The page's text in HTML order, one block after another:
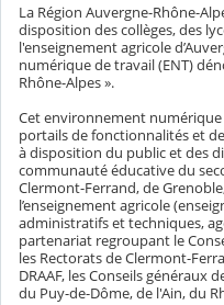
La Région Auvergne-Rhône-
disposition des collèges, des
l'enseignement agricole
numérique de travail (ENT)
Rhône-Alpes ».
Cet environnement
portails de fonctionnalités et
à disposition du public et des
communauté éducative du
Clermont-Ferrand, de
l’enseignement agricole
administratifs et techniques,
partenariat regroupant le
les Rectorats de Clermont-
DRAAF, les Conseils généraux
du Puy-de-Dôme, de l'Ain, du